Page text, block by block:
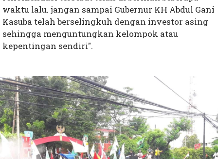
waktu lalu. jangan sampai Gubernur KH Abdul Gani
Kasuba telah berselingkuh dengan investor asing
sehingga menguntungkan kelompok atau
kepentingan sendiri".